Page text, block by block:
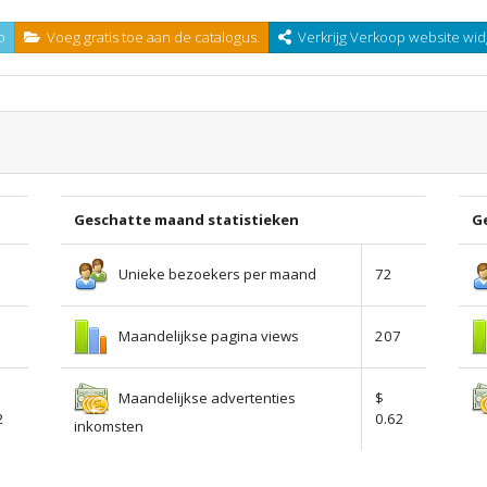
Voeg gratis toe aan de catalogus. Verkrijg Verkoop website
Geschatte maand statistieken
Unieke bezoekers per maand 72
Maandelijkse pagina views 207
Maandelijkse advertenties
inkomsten
$
0.62